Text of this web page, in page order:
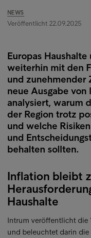
NEWS
Veröffentlicht 22.09.2025
Europas
weiterhin mit den
und zunehmender
neue Ausgabe von
analysiert, warum
der Region trotz
und welche
und
behalten sollten.
Inflation bleibt
Haushalte
Intrum veröffentlicht die
und beleuchtet darin